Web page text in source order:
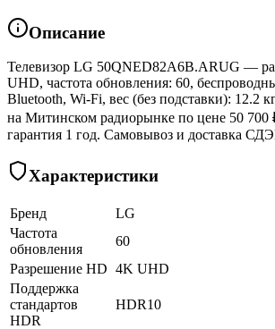
Описание
Телевизор LG 50QNED82A6B.ARUG —
UHD, частота обновления: 60,
Bluetooth, Wi-Fi, вес (без подставки): 12.2
на Митинском радиорынке по цене 50 700
гарантия 1 год. Самовывоз и доставка
Характеристики
Бренд
LG
Частота
обновления
60
Разрешение HD 4K UHD
Поддержка
стандартов
HDR
HDR10